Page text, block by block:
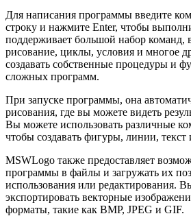
Для написания программы введите
строку и нажмите Enter, чтобы
поддерживает большой набор команд,
рисование, циклы, условия и многое
создавать собственные процедуры и
сложных программ.
При запуске программы, она
рисования, где вы можете видеть
Вы можете использовать различные
чтобы создавать фигуры, линии, текст
MSWLogo также предоставляет
программы в файлы и загружать их
использования или редактирования.
экспортировать векторные
форматы, такие как BMP, JPEG и GIF.